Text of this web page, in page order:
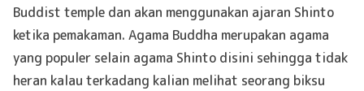
Buddist temple dan akan menggunakan ajaran Shinto
ketika pemakaman. Agama Buddha merupakan agama
yang populer selain agama Shinto disini sehingga tidak
heran kalau terkadang kalian melihat seorang biksu